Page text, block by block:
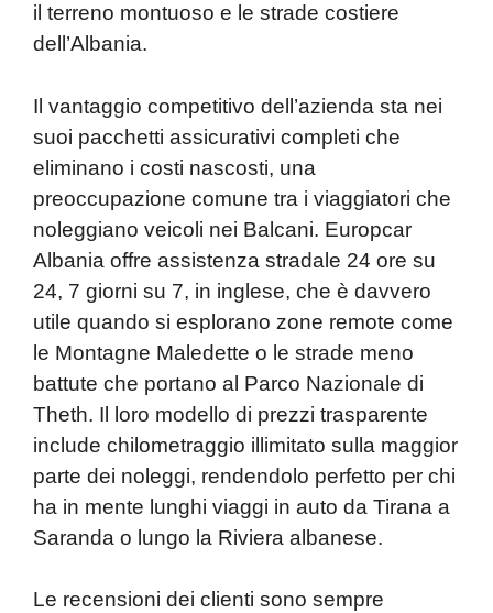
il terreno montuoso e le strade costiere
dell’Albania.
Il vantaggio competitivo dell’azienda sta nei
suoi pacchetti assicurativi completi che
eliminano i costi nascosti, una
preoccupazione comune tra i viaggiatori che
noleggiano veicoli nei Balcani. Europcar
Albania offre assistenza stradale 24 ore su
24, 7 giorni su 7, in inglese, che è davvero
utile quando si esplorano zone remote come
le Montagne Maledette o le strade meno
battute che portano al Parco Nazionale di
Theth. Il loro modello di prezzi trasparente
include chilometraggio illimitato sulla maggior
parte dei noleggi, rendendolo perfetto per chi
ha in mente lunghi viaggi in auto da Tirana a
Saranda o lungo la Riviera albanese.
Le recensioni dei clienti sono sempre